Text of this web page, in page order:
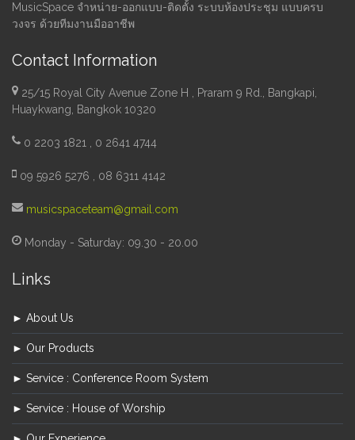
MusicSpace จำหน่าย-ออกแบบ-ติดตั้ง ระบบห้องประชุม แบบครบ
วงจร ด้วยทีมงานมืออาชีพ
Contact Information
25/15 Royal City Avenue Zone H , Praram 9 Rd., Bangkapi,
Huaykwang, Bangkok 10320
0 2203 1821 , 0 2641 4744
09 5926 5276 , 08 6311 4142
musicspaceteam@gmail.com
Monday - Saturday: 09.30 - 20.00
Links
► About Us
► Our Products
► Service : Conference Room System
► Service : House of Worship